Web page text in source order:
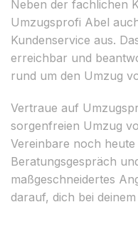
Neben der fachlichen
Umzugsprofi Abel
Kundenservice aus.
erreichbar und
rund um den Umzug
Vertraue auf
sorgenfreien Umzug
Vereinbare noch
Beratungsgespräch
maßgeschneidertes
darauf, dich bei